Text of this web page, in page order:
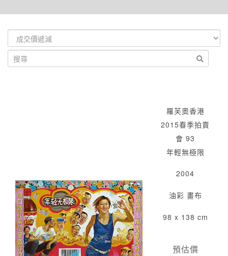
羅芙奧香港
2015春季拍賣
會 93
年輕無極限
2004
油彩 畫布
98 x 138 cm
預估價